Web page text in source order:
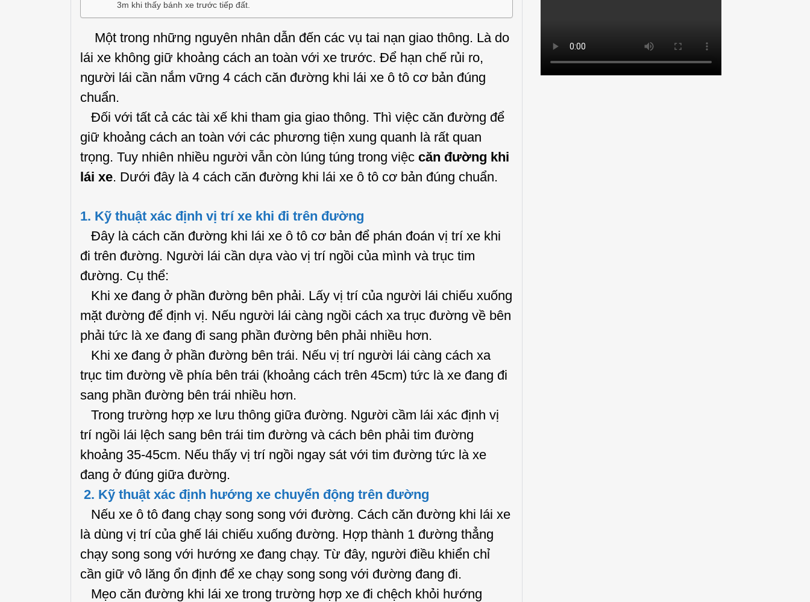
3m khi thấy bánh xe trước tiếp đất.
Một trong những nguyên nhân dẫn đến các vụ tai nạn giao thông. Là do
lái xe không giữ khoảng cách an toàn với xe trước. Để hạn chế rủi ro,
người lái cần nắm vững 4 cách căn đường khi lái xe ô tô cơ bản đúng
chuẩn.
Đối với tất cả các tài xế khi tham gia giao thông. Thì việc căn đường để
giữ khoảng cách an toàn với các phương tiện xung quanh là rất quan
trọng. Tuy nhiên nhiều người vẫn còn lúng túng trong việc căn đường khi
lái xe. Dưới đây là 4 cách căn đường khi lái xe ô tô cơ bản đúng chuẩn.
1. Kỹ thuật xác định vị trí xe khi đi trên đường
Đây là cách căn đường khi lái xe ô tô cơ bản để phán đoán vị trí xe khi
đi trên đường. Người lái cần dựa vào vị trí ngồi của mình và trục tim
đường. Cụ thể:
Khi xe đang ở phần đường bên phải. Lấy vị trí của người lái chiếu xuống
mặt đường để định vị. Nếu người lái càng ngồi cách xa trục đường về bên
phải tức là xe đang đi sang phần đường bên phải nhiều hơn.
Khi xe đang ở phần đường bên trái. Nếu vị trí người lái càng cách xa
trục tim đường về phía bên trái (khoảng cách trên 45cm) tức là xe đang đi
sang phần đường bên trái nhiều hơn.
Trong trường hợp xe lưu thông giữa đường. Người cầm lái xác định vị
trí ngồi lái lệch sang bên trái tim đường và cách bên phải tim đường
khoảng 35-45cm. Nếu thấy vị trí ngồi ngay sát với tim đường tức là xe
đang ở đúng giữa đường.
2. Kỹ thuật xác định hướng xe chuyển động trên đường
Nếu xe ô tô đang chạy song song với đường. Cách căn đường khi lái xe
là dùng vị trí của ghế lái chiếu xuống đường. Hợp thành 1 đường thẳng
chạy song song với hướng xe đang chạy. Từ đây, người điều khiển chỉ
cần giữ vô lăng ổn định để xe chạy song song với đường đang đi.
Mẹo căn đường khi lái xe trong trường hợp xe đi chệch khỏi hướng